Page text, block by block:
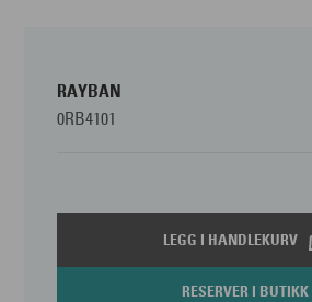
RAYBAN
0RB4101
LEGG I HANDLEKURV
RESERVER I BUTIKK